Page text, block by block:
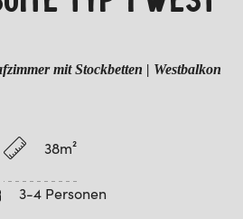
mit Stockbetten | Westbalkon
38m²
3-4 Personen